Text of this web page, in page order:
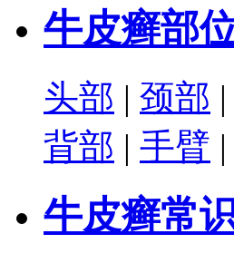
牛皮癣部
头部 | 颈部 |
背部 | 手臂 |
牛皮癣常